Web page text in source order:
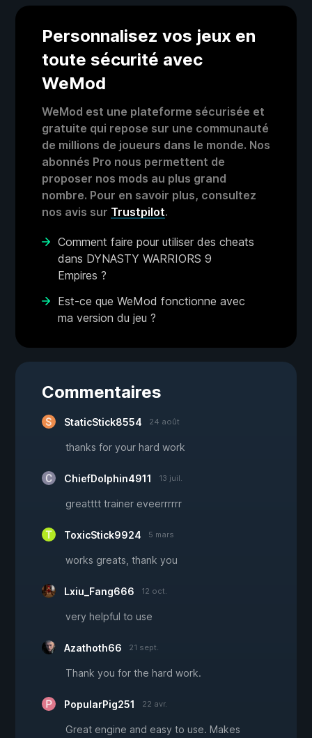
Personnalisez vos jeux en
toute sécurité avec
WeMod
WeMod est une plateforme sécurisée et
gratuite qui repose sur une communauté
de millions de joueurs dans le monde. Nos
abonnés Pro nous permettent de
proposer nos mods au plus grand
nombre. Pour en savoir plus, consultez
nos avis sur Trustpilot.
Comment faire pour utiliser des cheats
dans DYNASTY WARRIORS 9
Empires ?
Est-ce que WeMod fonctionne avec
ma version du jeu ?
Commentaires
StaticStick8554 24 août
thanks for your hard work
ChiefDolphin4911 13 juil.
greatttt trainer eveerrrrrr
ToxicStick9924 5 mars
works greats, thank you
Lxiu_Fang666 12 oct.
very helpful to use
Azathoth66 21 sept.
Thank you for the hard work.
PopularPig251 22 avr.
Great engine and easy to use. Makes